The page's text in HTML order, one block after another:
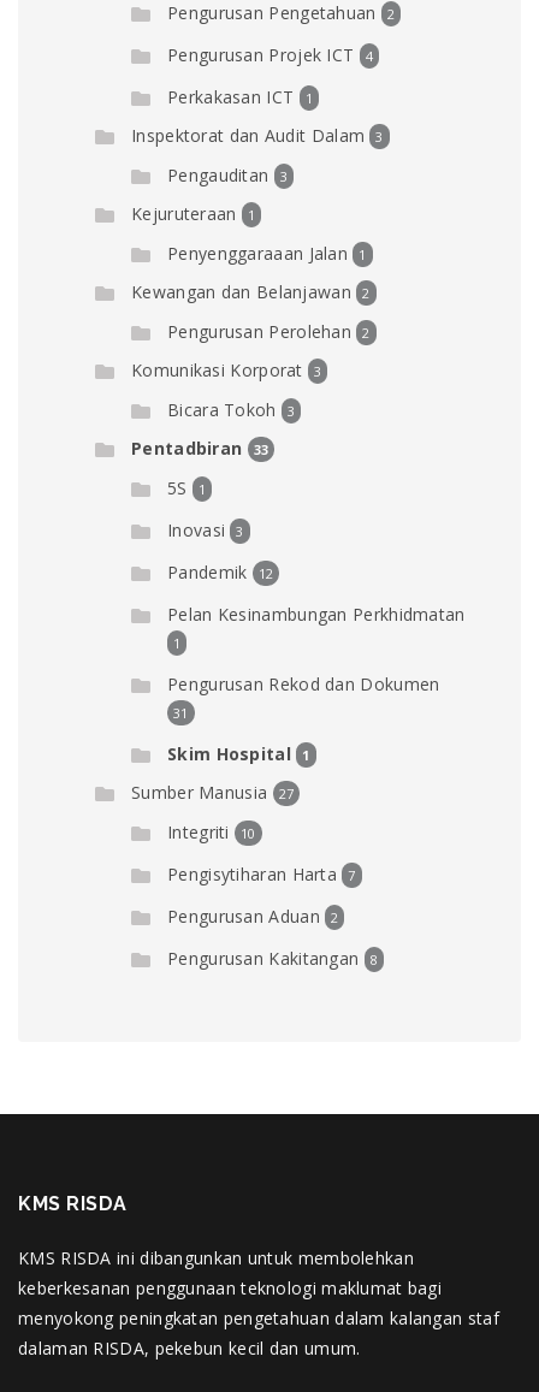
Pengurusan Pengetahuan 2
Pengurusan Projek ICT 4
Perkakasan ICT 1
Inspektorat dan Audit Dalam 3
Pengauditan 3
Kejuruteraan 1
Penyenggaraaan Jalan 1
Kewangan dan Belanjawan 2
Pengurusan Perolehan 2
Komunikasi Korporat 3
Bicara Tokoh 3
Pentadbiran 33
5S 1
Inovasi 3
Pandemik 12
Pelan Kesinambungan Perkhidmatan
1
Pengurusan Rekod dan Dokumen
31
Skim Hospital 1
Sumber Manusia 27
Integriti 10
Pengisytiharan Harta 7
Pengurusan Aduan 2
Pengurusan Kakitangan 8
KMS RISDA
KMS RISDA ini dibangunkan untuk membolehkan
keberkesanan penggunaan teknologi maklumat bagi
menyokong peningkatan pengetahuan dalam kalangan staf
dalaman RISDA, pekebun kecil dan umum.